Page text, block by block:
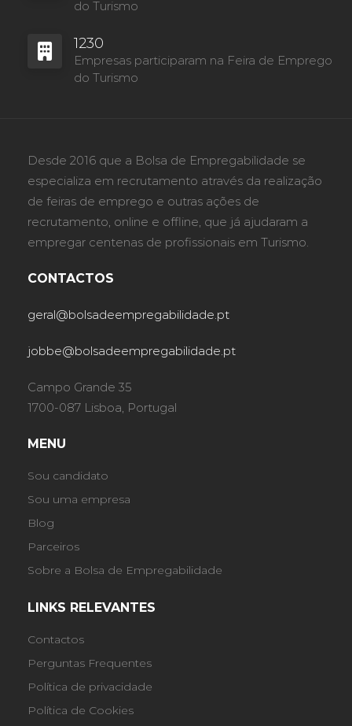
do Turismo
1230
Empresas participaram na Feira de Emprego
do Turismo
Desde 2016 que a Bolsa de Empregabilidade se
especializa em recrutamento através da realização
de feiras de emprego e outras ações de
recrutamento, online e offline, que já ajudaram a
empregar centenas de profissionais em Turismo.
CONTACTOS
geral@bolsadeempregabilidade.pt
jobbe@bolsadeempregabilidade.pt
Campo Grande 35
1700-087 Lisboa, Portugal
MENU
Sou candidato
Sou uma empresa
Blog
Parceiros
Sobre a Bolsa de Empregabilidade
LINKS RELEVANTES
Contactos
Perguntas Frequentes
Política de privacidade
Política de Cookies